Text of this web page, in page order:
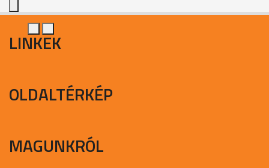
LINKEK
OLDALTÉRKÉP
MAGUNKRÓL